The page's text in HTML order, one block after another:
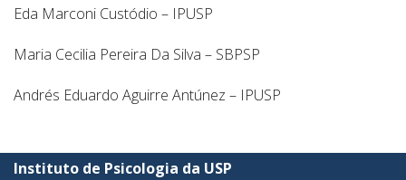
Eda Marconi Custódio – IPUSP
Maria Cecilia Pereira Da Silva – SBPSP
Andrés Eduardo Aguirre Antúnez – IPUSP
Instituto de Psicologia da USP